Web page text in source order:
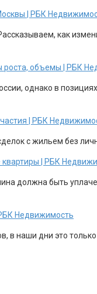
| РБК
как
роста, объемы | РБК
однако в
| РБК
с жильем без
квартиры | РБК
должна быть
Недвижимость
наши дни это